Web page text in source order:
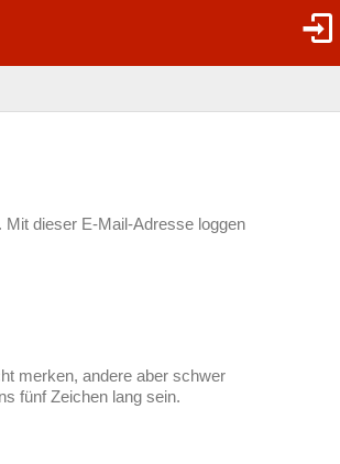
Mit dieser E-Mail-Adresse loggen
merken, andere aber schwer
fünf Zeichen lang sein.